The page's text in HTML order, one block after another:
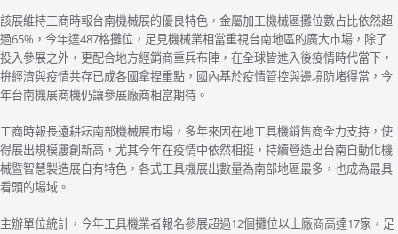
該展維持工商時報台南機械展的優良特色，金屬加工機械區攤位數占比依然超
過65%，今年達487格攤位，足見機械業相當重視台南地區的廣大市場，除了
投入參展之外，更配合地方經銷商重兵布陣，在全球皆進入後疫情時代當下，
拚經濟與疫情共存已成各國拿捏重點，國內基於疫情管控與邊境防堵得當，今
年台南機展商機仍讓參展廠商相當期待。
工商時報長遠耕耘南部機械展市場，多年來因在地工具機銷售商全力支持，使
得展出規模屢創新高，尤其今年在疫情中依然相挺，持續營造出台南自動化機
械暨智慧製造展自有特色，各式工具機展出數量為南部地區最多，也成為最具
看頭的場域。
主辦單位統計，今年工具機業者報名參展超過12個攤位以上廠商高達17家，足